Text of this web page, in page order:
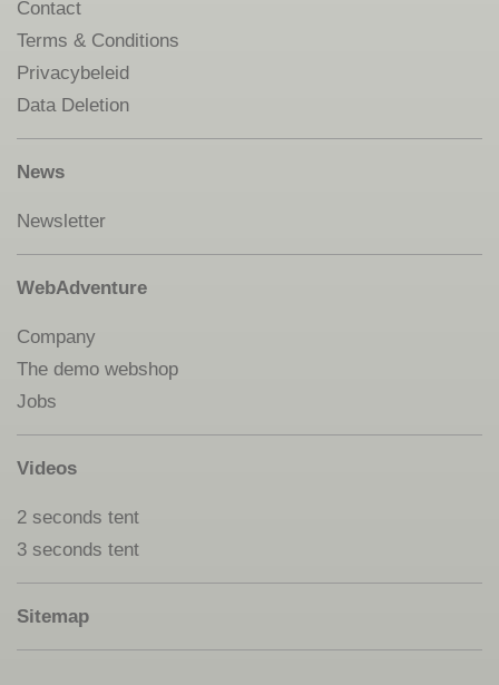
Contact
Terms & Conditions
Privacybeleid
Data Deletion
News
Newsletter
WebAdventure
Company
The demo webshop
Jobs
Videos
2 seconds tent
3 seconds tent
Sitemap